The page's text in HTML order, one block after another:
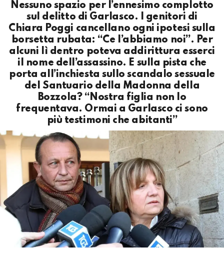
Nessuno spazio per l’ennesimo complotto
sul delitto di Garlasco. I genitori di
Chiara Poggi cancellano ogni ipotesi sulla
borsetta rubata: “Ce l’abbiamo noi”. Per
alcuni lì dentro poteva addirittura esserci
il nome dell’assassino. E sulla pista che
porta all’inchiesta sullo scandalo sessuale
del Santuario della Madonna della
Bozzola? “Nostra figlia non lo
frequentava. Ormai a Garlasco ci sono
più testimoni che abitanti”